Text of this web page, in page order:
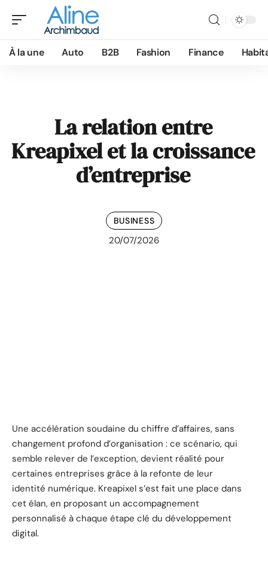
À la une Auto B2B Fashion Finance
La relation entre
Kreapixel et la croissance
d’entreprise
BUSINESS
20/07/2026
Une accélération soudaine du chiffre d’affaires, sans
changement profond d’organisation : ce scénario, qui
semble relever de l’exception, devient réalité pour
certaines entreprises grâce à la refonte de leur
identité numérique. Kreapixel s’est fait une place dans
cet élan, en proposant un accompagnement
personnalisé à chaque étape clé du développement
digital.